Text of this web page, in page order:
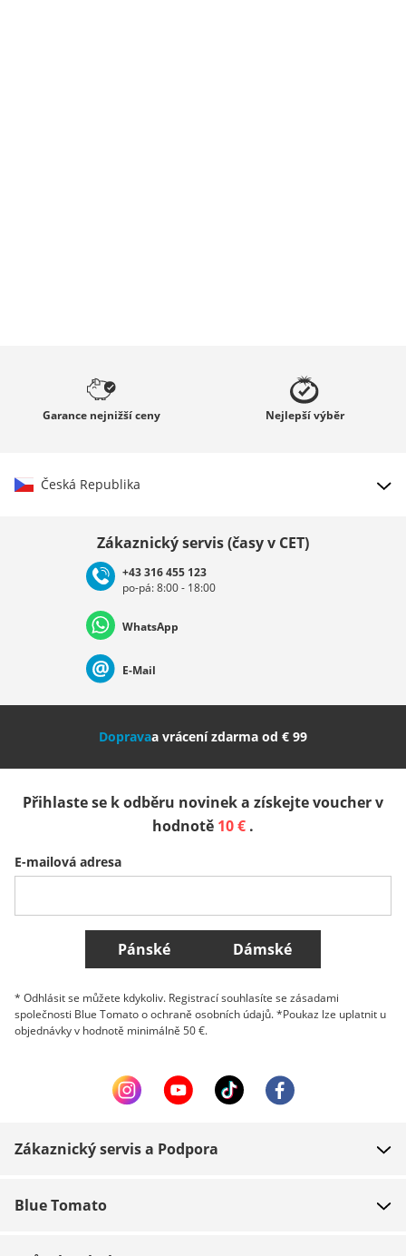
Garance nejnižší ceny Nejlepšívýběr
Česká Republika
Deutschland Österreich
Nederland Italia (Italiano) Italien (Deutsch)
Slovenija
Belgique (Français) Danmark Norge
Všechny země
Zákaznický servis (časy v CET)
+43 316 455 123
po-pá: 8:00 - 18:00
WhatsApp
E-Mail
Dopravaa vrácení zdarma od € 99
Přihlaste se k odběru novinek a získejte voucher v
hodnotě 10 € .
E-mailová adresa
Pánské Dámské
* Odhlásit se můžete kdykoliv. Registrací souhlasíte se zásadami
společnosti Blue Tomato o ochraně osobních údajů. *Poukaz lze uplatnit u
objednávky v hodnotě minimálně 50 €.
Zákaznický servis a Podpora
Platba
Blue Tomato